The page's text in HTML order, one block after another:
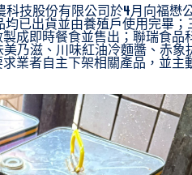
技股份有限公司於4月向福懋
已出貨並由養殖戶使用完畢
成即時餐食並售出；聯瑞食品
乃滋、川味紅油冷麵醬、赤象
業者自主下架相關產品，並主